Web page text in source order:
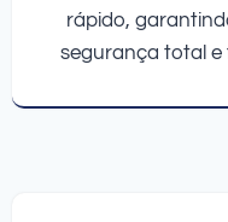
rápido,
segurança total e